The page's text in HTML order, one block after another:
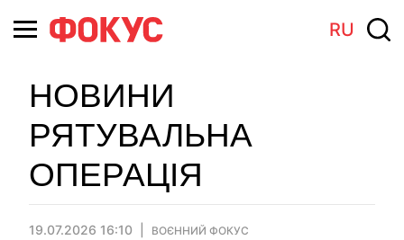
RU
НОВИНИ
РЯТУВАЛЬНА
ОПЕРАЦІЯ
19.07.2026 16:10 ВОЄННИЙ ФОКУС